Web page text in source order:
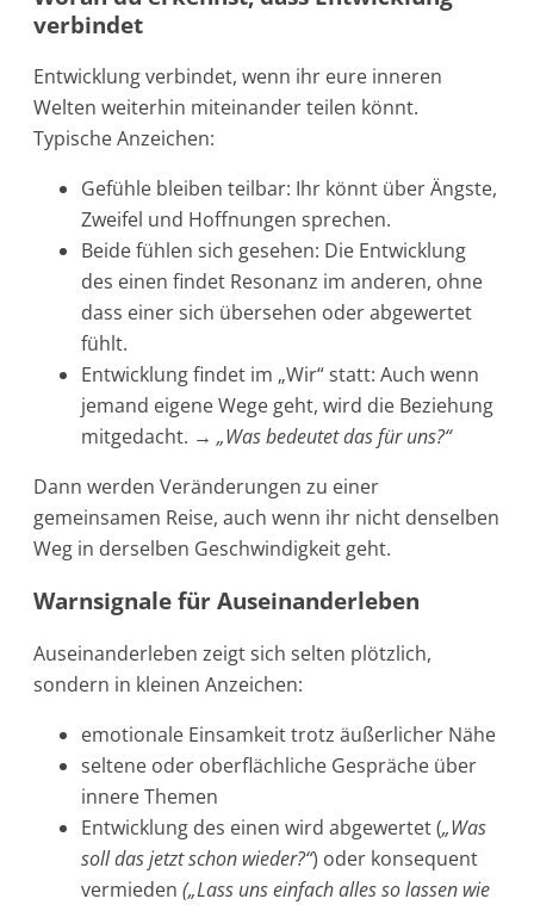
verbindet
Entwicklung verbindet, wenn ihr eure inneren
Welten weiterhin miteinander teilen könnt.
Typische Anzeichen:
Gefühle bleiben teilbar: Ihr könnt über Ängste,
Zweifel und Hoffnungen sprechen.
Beide fühlen sich gesehen: Die Entwicklung
des einen findet Resonanz im anderen, ohne
dass einer sich übersehen oder abgewertet
fühlt.
Entwicklung findet im „Wir“ statt: Auch wenn
jemand eigene Wege geht, wird die Beziehung
mitgedacht. → „Was bedeutet das für uns?“
Dann werden Veränderungen zu einer
gemeinsamen Reise, auch wenn ihr nicht denselben
Weg in derselben Geschwindigkeit geht.
Warnsignale für Auseinanderleben
Auseinanderleben zeigt sich selten plötzlich,
sondern in kleinen Anzeichen:
emotionale Einsamkeit trotz äußerlicher Nähe
seltene oder oberflächliche Gespräche über
innere Themen
Entwicklung des einen wird abgewertet („Was
soll das jetzt schon wieder?“) oder konsequent
vermieden („Lass uns einfach alles so lassen wie